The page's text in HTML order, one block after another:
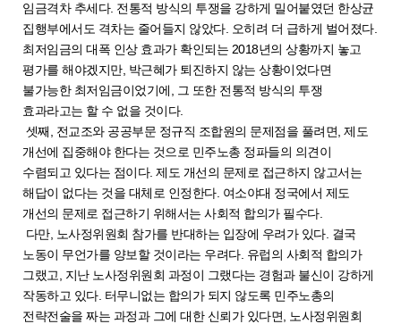
임금격차 추세다. 전통적 방식의 투쟁을 강하게 밀어붙였던 한상균
집행부에서도 격차는 줄어들지 않았다. 오히려 더 급하게 벌어졌다.
최저임금의 대폭 인상 효과가 확인되는 2018년의 상황까지 놓고
평가를 해야겠지만, 박근혜가 퇴진하지 않는 상황이었다면
불가능한 최저임금이었기에, 그 또한 전통적 방식의 투쟁
효과라고는 할 수 없을 것이다.
셋째, 전교조와 공공부문 정규직 조합원의 문제점을 풀려면, 제도
개선에 집중해야 한다는 것으로 민주노총 정파들의 의견이
수렴되고 있다는 점이다. 제도 개선의 문제로 접근하지 않고서는
해답이 없다는 것을 대체로 인정한다. 여소야대 정국에서 제도
개선의 문제로 접근하기 위해서는 사회적 합의가 필수다.
다만, 노사정위원회 참가를 반대하는 입장에 우려가 있다. 결국
노동이 무언가를 양보할 것이라는 우려다. 유럽의 사회적 합의가
그랬고, 지난 노사정위원회 과정이 그랬다는 경험과 불신이 강하게
작동하고 있다. 터무니없는 합의가 되지 않도록 민주노총의
전략전술을 짜는 과정과 그에 대한 신뢰가 있다면, 노사정위원회